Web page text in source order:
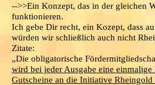
-->>Ein Konzept, das in der gleichen
funktionieren.
Ich gebe Dir recht, ein Kozept, dass
würden wir schließlich auch nicht
Zitate:
„Die obligatorische
wird bei jeder Ausgabe eine
Gutscheine an die Initiative